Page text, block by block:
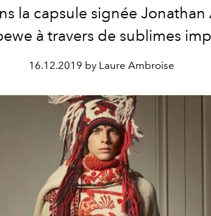
la capsule signée
à travers de sublimes
16.12.2019 by Laure Ambroise